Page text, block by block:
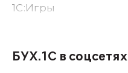
1C:Игры
1С:Консалтинг
БУХ.1С в соцсетях